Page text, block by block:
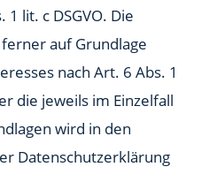
lit. c DSGVO. Die
auf Grundlage
nach Art. 6 Abs. 1
die jeweils im Einzelfall
wird in den
Datenschutzerklärung